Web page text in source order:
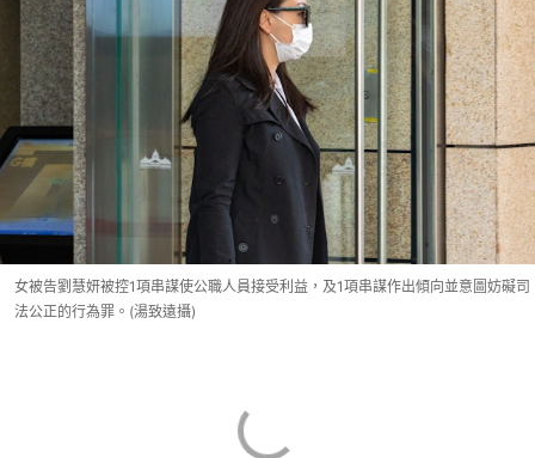
女被告劉慧妍被控1項串謀使公職人員接受利益，及1項串謀作出傾向並意圖妨礙司
法公正的行為罪。(湯致遠攝)